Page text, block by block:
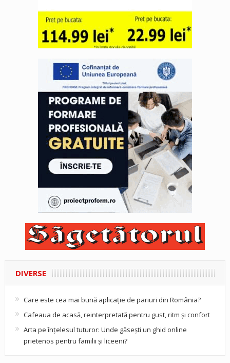
DIVERSE
Care este cea mai bună aplicație de pariuri din România?
Cafeaua de acasă, reinterpretată pentru gust, ritm și confort
Arta pe înțelesul tuturor: Unde găsești un ghid online
prietenos pentru familii și liceeni?